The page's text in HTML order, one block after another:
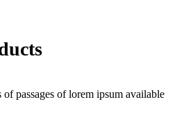
passages of lorem ipsum available